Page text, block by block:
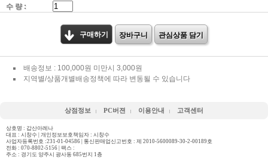
수 량 :
구매하기 장바구니 관심상품 담기
배송정보 : 100,000원 미만시 3,000원
지역별/상품개별배송정책에 따라 변동될 수 있습니다
상점정보 PC버젼 이용안내 고객센터
상호명 : 갑산아레나
대표 : 시창수 | 개인정보보호책임자 : 시창수
사업자등록번호 :231-01-04586 | 통신판매업신고번호 : 제 2010-5600089-30-2-00189호
전화 : 070-8802-5156 | 팩스 :
주소 : 경기도 양주시 광사동 685번지 1층